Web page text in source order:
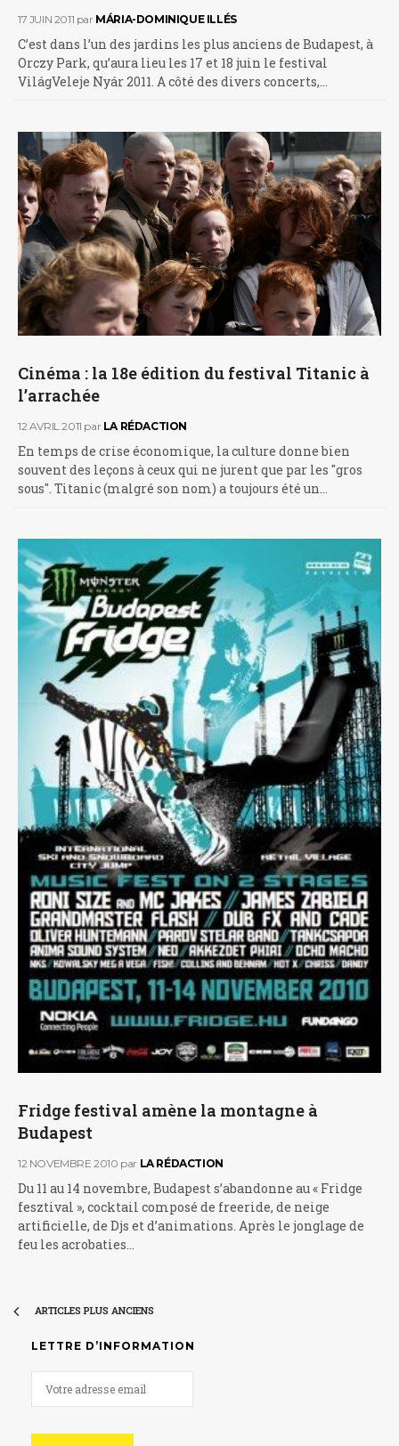
17 JUIN 2011 par MÁRIA-DOMINIQUE ILLÉS
C’est dans l’un des jardins les plus anciens de Budapest, à
Orczy Park, qu’aura lieu les 17 et 18 juin le festival
VilágVeleje Nyár 2011. A côté des divers concerts,…
Cinéma : la 18e édition du festival Titanic à
l’arrachée
12 AVRIL 2011 par LA RÉDACTION
En temps de crise économique, la culture donne bien
souvent des leçons à ceux qui ne jurent que par les "gros
sous". Titanic (malgré son nom) a toujours été un…
Fridge festival amène la montagne à
Budapest
12 NOVEMBRE 2010 par LA RÉDACTION
Du 11 au 14 novembre, Budapest s’abandonne au « Fridge
fesztival », cocktail composé de freeride, de neige
artificielle, de Djs et d’animations. Après le jonglage de
feu les acrobaties…
ARTICLES PLUS ANCIENS
LETTRE D’INFORMATION